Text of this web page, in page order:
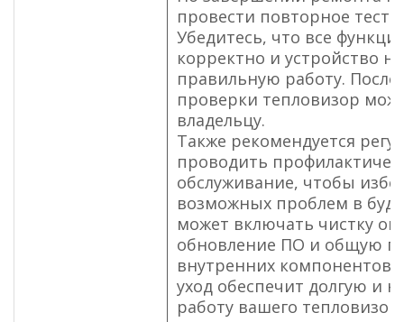
провести повторное
Убедитесь, что все
корректно и устройство
правильную работу.
проверки тепловизор
владельцу.
Также рекомендуется
проводить
обслуживание, чтобы
возможных проблем в
может включать чистку
обновление ПО и общую
внутренних
уход обеспечит долгую и
работу вашего